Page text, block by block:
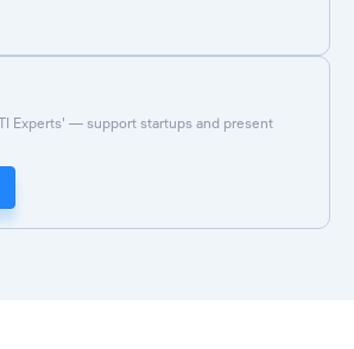
Experts' — support startups and present